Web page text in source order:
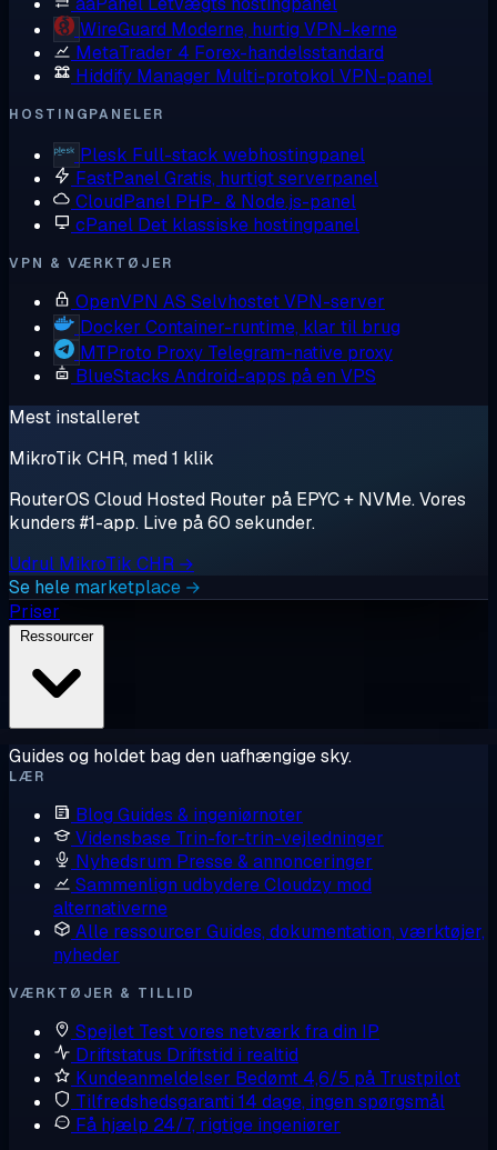
WireGuard Moderne, hurtig VPN-kerne
MetaTrader 4 Forex-handelsstandard
Hiddify Manager Multi-protokol VPN-panel
HOSTINGPANELER
Plesk Full-stack webhostingpanel
FastPanelGratis, hurtigt serverpanel
CloudPanel PHP- & Node.js-panel
cPanel Det klassiske hostingpanel
VPN & VÆRKTØJER
OpenVPN AS Selvhostet VPN-server
Docker Container-runtime, klar til brug
MTProto Proxy Telegram-native proxy
BlueStacks Android-apps på en VPS
Mest installeret
MikroTik CHR, med 1 klik
RouterOS Cloud Hosted Router på EPYC + NVMe. Vores
kunders #1-app. Live på 60 sekunder.
Udrul MikroTik CHR →
Se hele marketplace →
Priser
Ressourcer
Guides og holdet bag den uafhængige sky.
LÆR
Blog Guides & ingeniørnoter
Vidensbase Trin-for-trin-vejledninger
Nyhedsrum Presse & annonceringer
Sammenlign udbydereCloudzy mod
alternativerne
Alle ressourcer Guides, dokumentation, værktøjer,
nyheder
VÆRKTØJER & TILLID
Spejlet Test vores netværk fra din IP
Driftstatus Driftstid i realtid
Kundeanmeldelser Bedømt 4,6/5 på Trustpilot
Tilfredshedsgaranti 14 dage, ingen spørgsmål
Få hjælp 24/7, rigtige ingeniører